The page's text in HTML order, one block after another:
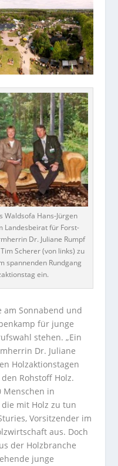
Waldsofa Hans-Jürgen
Landesbeirat für Forst-
Dr. Juliane Rumpf
Scherer (von links) zu
spannenden Rundgang
ein.
am Sonnabend und
für junge
stehen. „Ein
Dr. Juliane
Holzaktionstagen
Rohstoff Holz.
Menschen in
mit Holz zu tun
Vorsitzender im
aus. Doch
der Holzbranche
junge